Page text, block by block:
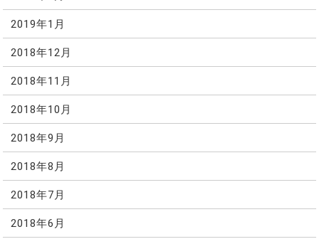
2019年1月
2018年12月
2018年11月
2018年10月
2018年9月
2018年8月
2018年7月
2018年6月